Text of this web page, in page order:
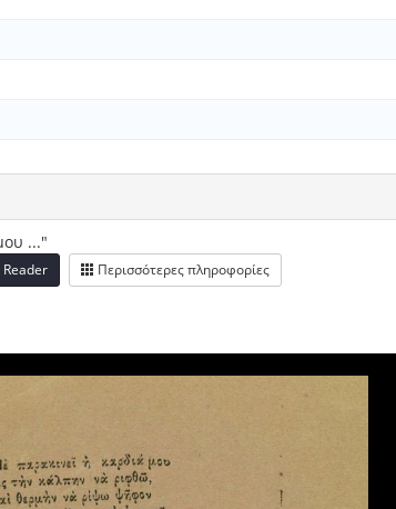
03-21]
Ναού Αγίου Θ. Σπυρίδωνος
Γρηγόριον υπό Ιουλίου Τυπάλδου
..."
Reader Περισσότερες πληροφορίες